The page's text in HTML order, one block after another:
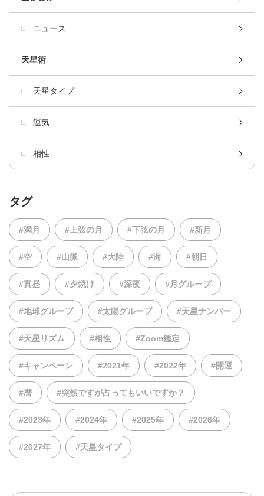
ニュース
天星術
天星タイプ
運気
相性
タグ
#満月 #上弦の月 #下弦の月 #新月
#空 #山脈 #大陸 #海 #朝日
#真昼 #夕焼け #深夜 #月グループ
#地球グループ #太陽グループ #天星ナンバー
#天星リズム #相性 #Zoom鑑定
#キャンペーン #2021年 #2022年 #開運
#暦 #突然ですが占ってもいいですか？
#2023年 #2024年 #2025年 #2026年
#2027年 #天星タイプ